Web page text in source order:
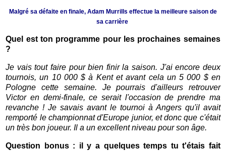
Malgré sa défaite en finale, Adam Murrills effectue la meilleure saison de
sa carrière
Quel est ton programme pour les prochaines semaines
?
Je vais tout faire pour bien finir la saison. J'ai encore deux
tournois, un 10 000 $ à Kent et avant cela un 5 000 $ en
Pologne cette semaine. Je pourrais d'ailleurs retrouver
Victor en demi-finale, ce serait l'occasion de prendre ma
revanche ! Je savais avant le tournoi à Angers qu'il avait
remporté le championnat d'Europe junior, et donc que c'était
un très bon joueur. Il a un excellent niveau pour son âge.
Question bonus : il y a quelques temps tu t'étais fait